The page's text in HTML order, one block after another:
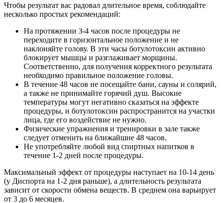
Чтобы результат вас радовал длительное время, соблюдайте
несколько простых рекомендаций:
На протяжении 3-4 часов после процедуры не
переходите в горизонтальное положение и не
наклоняйте голову. В эти часы ботулотоксин активно
блокирует мышцы и разглаживает морщины.
Соответственно, для получения корректного результата
необходимо правильное положение головы.
В течение 48 часов не посещайте бани, сауны и солярий,
а также не принимайте горячий душ. Высокие
температуры могут негативно сказаться на эффекте
процедуры, и ботулотоксин распространится на участки
лица, где его воздействие не нужно.
Физические упражнения и тренировки в зале также
следует отменить на ближайшие 48 часов.
Не употребляйте любой вид спиртных напитков в
течение 1-2 дней после процедуры.
Максимальный эффект от процедуры наступает на 10-14 день
(у Диспорта на 1-2 дня раньше), а длительность результата
зависит от скорости обмена веществ. В среднем она варьирует
от 3 до 6 месяцев.